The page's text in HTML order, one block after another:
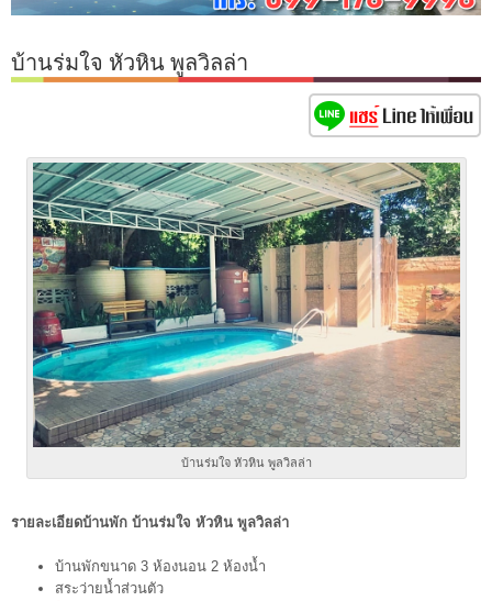
บ้านร่มใจ หัวหิน พูลวิลล่า
บ้านร่มใจ หัวหิน พูลวิลล่า
รายละเอียดบ้านพัก บ้านร่มใจ หัวหิน พูลวิลล่า
บ้านพักขนาด 3 ห้องนอน 2 ห้องน้ำ
สระว่ายน้ำส่วนตัว